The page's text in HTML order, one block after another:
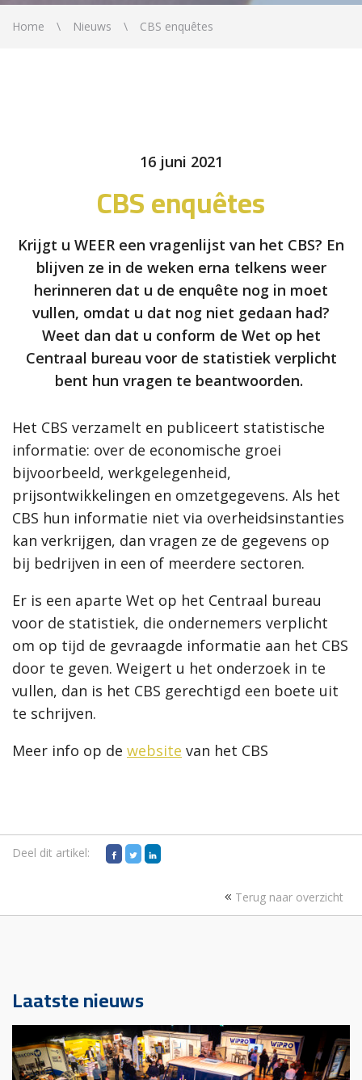
Home Nieuws CBS enquêtes
16 juni 2021
CBS enquêtes
Krijgt u WEER een vragenlijst van het CBS? En
blijven ze in de weken erna telkens weer
herinneren dat u de enquête nog in moet
vullen, omdat u dat nog niet gedaan had?
Weet dan dat u conform de Wet op het
Centraal bureau voor de statistiek verplicht
bent hun vragen te beantwoorden.
Het CBS verzamelt en publiceert statistische
informatie: over de economische groei
bijvoorbeeld, werkgelegenheid,
prijsontwikkelingen en omzetgegevens. Als het
CBS hun informatie niet via overheidsinstanties
kan verkrijgen, dan vragen ze de gegevens op
bij bedrijven in een of meerdere sectoren.
Er is een aparte Wet op het Centraal bureau
voor de statistiek, die ondernemers verplicht
om op tijd de gevraagde informatie aan het CBS
door te geven. Weigert u het onderzoek in te
vullen, dan is het CBS gerechtigd een boete uit
te schrijven.
Meer info op de website van het CBS
Deel dit artikel:
Terug naar overzicht
Laatste nieuws